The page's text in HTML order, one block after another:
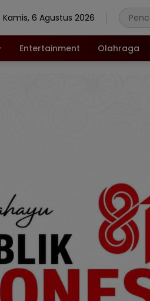
Kamis, 6 Agustus 2026
Entertainment Olahraga